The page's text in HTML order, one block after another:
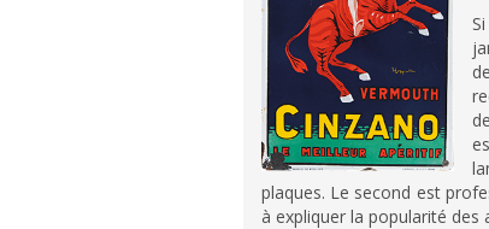
plaques. Le second est
à expliquer la popularité des